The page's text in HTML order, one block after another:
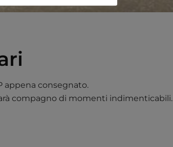
appena consegnato.
compagno di momenti indimenticabili.